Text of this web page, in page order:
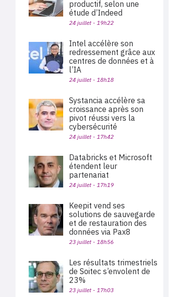
productif, selon une
étude d’Indeed
24 juillet - 19h22
Intel accélère son
redressement grâce aux
centres de données et à
l’IA
24 juillet - 18h18
Systancia accélère sa
croissance après son
pivot réussi vers la
cybersécurité
24 juillet - 17h42
Databricks et Microsoft
étendent leur
partenariat
24 juillet - 17h19
Keepit vend ses
solutions de sauvegarde
et de restauration des
données via Pax8
23 juillet - 18h56
Les résultats trimestriels
de Soitec s’envolent de
23%
23 juillet - 17h03